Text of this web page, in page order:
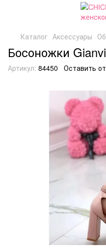
Каталог Аксессуары
Босоножки
Артикул: 84450 Оставить